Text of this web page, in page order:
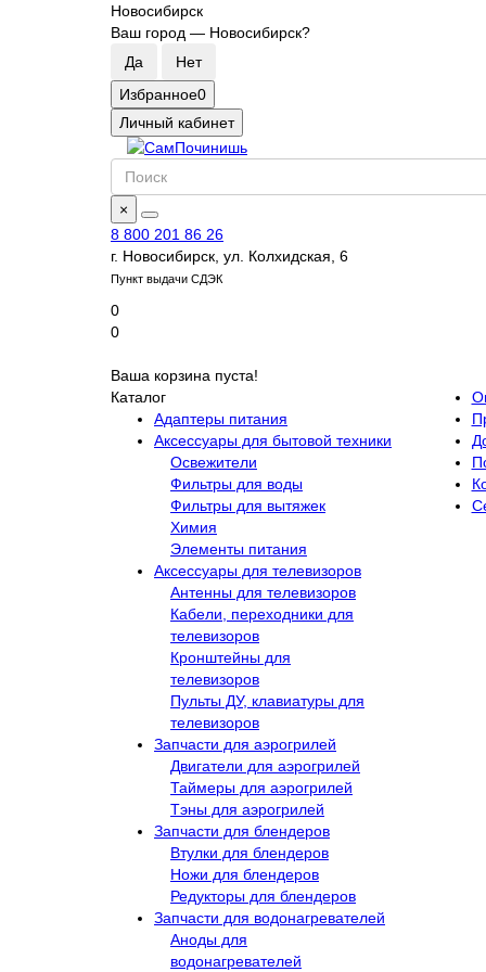
Новосибирск
Ваш город — Новосибирск?
Избранное0
Личный кабинет
×
8 800 201 86 26
г. Новосибирск, ул. Колхидская, 6
Пункт выдачи СДЭК
0
0
Ваша корзина пуста!
Каталог
Адаптеры питания
Аксессуары для бытовой техники
Освежители
Фильтры для воды
Фильтры для вытяжек
Химия
Элементы питания
Аксессуары для телевизоров
Антенны для телевизоров
Кабели, переходники для
телевизоров
Кронштейны для
телевизоров
Пульты ДУ, клавиатуры для
телевизоров
Запчасти для аэрогрилей
Двигатели для аэрогрилей
Таймеры для аэрогрилей
Тэны для аэрогрилей
Запчасти для блендеров
Втулки для блендеров
Ножи для блендеров
Редукторы для блендеров
Запчасти для водонагревателей
Аноды для
водонагревателей